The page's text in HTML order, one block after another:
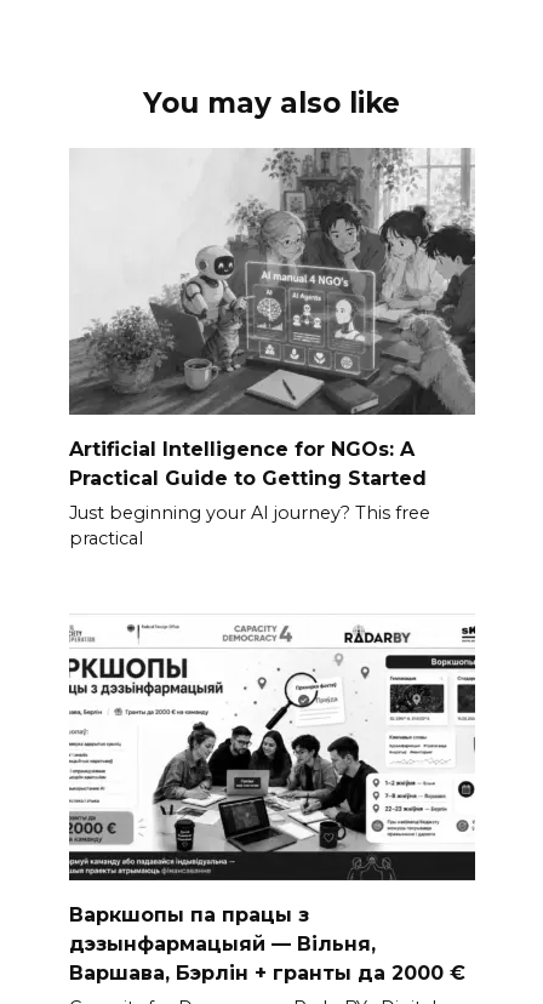
You may also like
Artificial Intelligence for NGOs: A
Practical Guide to Getting Started
Just beginning your AI journey? This free
practical
Варкшопы па працы з
дэзынфармацыяй — Вільня,
Варшава, Бэрлін + гранты да 2000 €